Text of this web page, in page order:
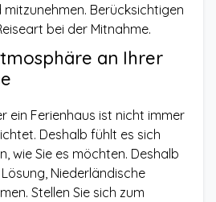
mitzunehmen. Berücksichtigen
bei der Mitnahme.
an Ihrer
ein Ferienhaus ist nicht immer
Deshalb fühlt es sich
wie Sie es möchten. Deshalb
Niederländische
Stellen Sie sich zum